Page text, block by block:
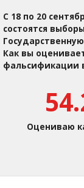
С 18 по 20
состоятся
Как вы
фальсификации
Оцениваю